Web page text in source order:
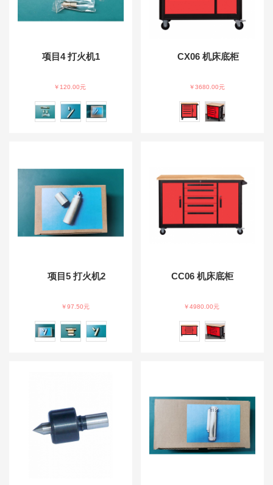
项目4 打火机1
￥120.00元
CX06 机床底柜
￥3680.00元
项目5 打火机2
￥97.50元
CC06 机床底柜
￥4980.00元